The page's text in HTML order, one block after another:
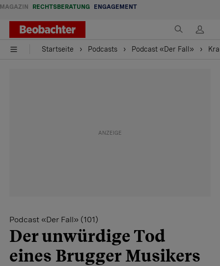
MAGAZIN RECHTSBERATUNG ENGAGEMENT
Startseite Podcasts Podcast «Der Fall»
Podcast «Der Fall» (101)
Der unwürdige Tod
eines Brugger Musikers